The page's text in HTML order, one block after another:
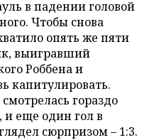
в падении головой
Чтобы снова
опять же пяти
выигравший
Роббена и
капитулировать.
гораздо
и еще один гол в
сюрпризом – 1:3.